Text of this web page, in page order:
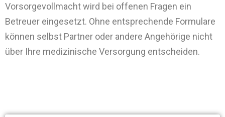
Vorsorgevollmacht wird bei offenen Fragen ein
Betreuer eingesetzt. Ohne entsprechende Formulare
können selbst Partner oder andere Angehörige nicht
über Ihre medizinische Versorgung entscheiden.